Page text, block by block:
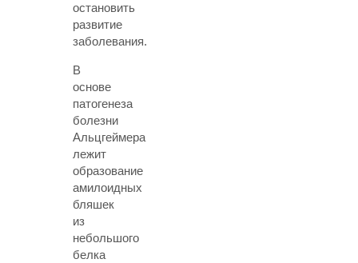
остановить
развитие
заболевания.
В
основе
патогенеза
болезни
Альцгеймера
лежит
образование
амилоидных
бляшек
из
небольшого
белка